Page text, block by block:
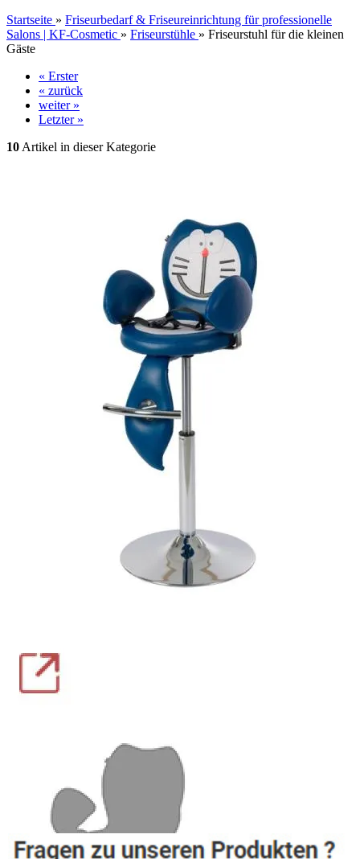
Startseite » Friseurbedarf & Friseureinrichtung für professionelle
Salons | KF-Cosmetic » Friseurstühle » Friseurstuhl für die kleinen
Gäste
« Erster
« zurück
weiter »
Letzter »
10 Artikel in dieser Kategorie